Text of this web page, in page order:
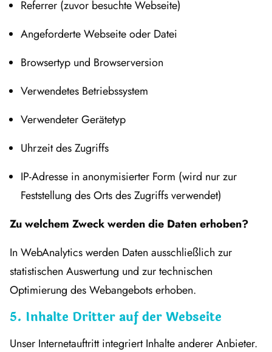
Referrer (zuvor besuchte Webseite)
Angeforderte Webseite oder Datei
Browsertyp und Browserversion
Verwendetes Betriebssystem
Verwendeter Gerätetyp
Uhrzeit des Zugriffs
IP-Adresse in anonymisierter Form (wird nur zur
Feststellung des Orts des Zugriffs verwendet)
Zu welchem Zweck werden die Daten erhoben?
In WebAnalytics werden Daten ausschließlich zur
statistischen Auswertung und zur technischen
Optimierung des Webangebots erhoben.
5. Inhalte Dritter auf der Webseite
Unser Internetauftritt integriert Inhalte anderer Anbieter.